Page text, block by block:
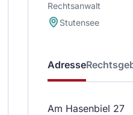
Rechtsanwalt
Stutensee
Adresse
Am Hasenbiel 27